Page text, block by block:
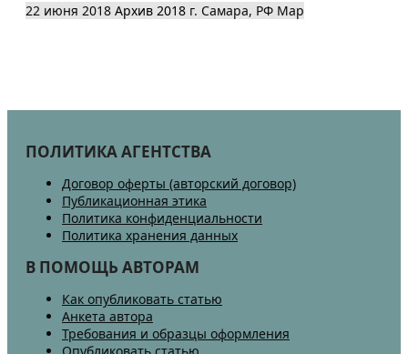
22 июня 2018 Архив 2018 г. Самара, РФ Map
ПОЛИТИКА АГЕНТСТВА
Договор оферты (авторский договор)
Публикационная этика
Политика конфиденциальности
Политика хранения данных
В ПОМОЩЬ АВТОРАМ
Как опубликовать статью
Анкета автора
Требования и образцы оформления